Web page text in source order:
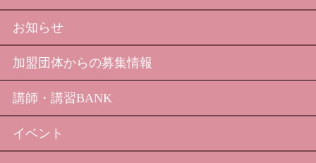
お知らせ
加盟団体からの募集情報
講師・講習BANK
イベント